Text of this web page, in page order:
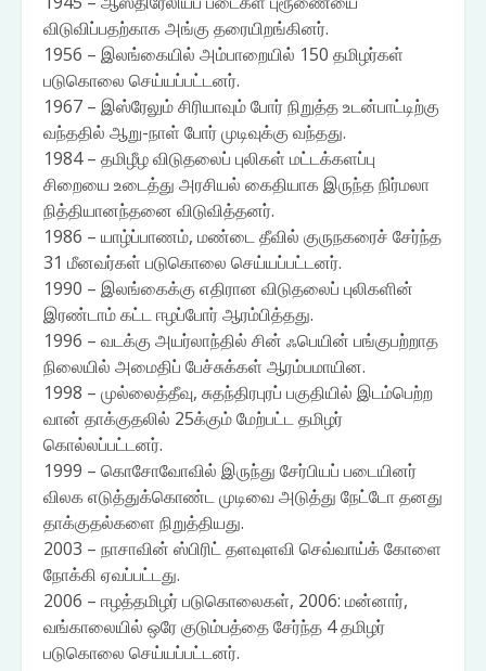
விடுவிப்பதற்காக அங்கு தரையிறங்கினர்.
1956 – இலங்கையில் அம்பாறையில் 150 தமிழர்கள்
படுகொலை செய்யப்பட்டனர்.
1967 – இஸ்ரேலும் சிரியாவும் போர் நிறுத்த உடன்பாட்டிற்கு
வந்ததில் ஆறு-நாள் போர் முடிவுக்கு வந்தது.
1984 – தமிழீழ விடுதலைப் புலிகள் மட்டக்களப்பு
சிறையை உடைத்து அரசியல் கைதியாக இருந்த நிர்மலா
நித்தியானந்தனை விடுவித்தனர்.
1986 – யாழ்ப்பாணம், மண்டை தீவில் குருநகரைச் சேர்ந்த
31 மீனவர்கள் படுகொலை செய்யப்பட்டனர்.
1990 – இலங்கைக்கு எதிரான விடுதலைப் புலிகளின்
இரண்டாம் கட்ட ஈழப்போர் ஆரம்பித்தது.
1996 – வடக்கு அயர்லாந்தில் சின் ஃபெயின் பங்குபற்றாத
நிலையில் அமைதிப் பேச்சுக்கள் ஆரம்பமாயின.
1998 – முல்லைத்தீவு, சுதந்திரபுரப் பகுதியில் இடம்பெற்ற
வான் தாக்குதலில் 25க்கும் மேற்பட்ட தமிழர்
கொல்லப்பட்டனர்.
1999 – கொசோவோவில் இருந்து சேர்பியப் படையினர்
விலக எடுத்துக்கொண்ட முடிவை அடுத்து நேட்டோ தனது
தாக்குதல்களை நிறுத்தியது.
2003 – நாசாவின் ஸ்பிரிட் தளவுளவி செவ்வாய்க் கோளை
நோக்கி ஏவப்பட்டது.
2006 – ஈழத்தமிழர் படுகொலைகள், 2006: மன்னார்,
வங்காலையில் ஒரே குடும்பத்தை சேர்ந்த 4 தமிழர்
படுகொலை செய்யப்பட்டனர்.